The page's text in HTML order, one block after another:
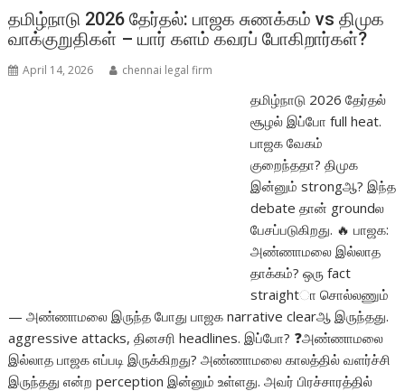
தமிழ்நாடு 2026 தேர்தல்: பாஜக சுணக்கம் vs திமுக
வாக்குறுதிகள் – யார் களம் கவரப் போகிறார்கள்?
April 14, 2026 chennai legal firm
தமிழ்நாடு 2026 தேர்தல்
சூழல் இப்போ full heat.
பாஜக வேகம்
குறைந்ததா? திமுக
இன்னும் strongஆ? இந்த
debate தான் groundல
பேசப்படுகிறது. 🔥 பாஜக:
அண்ணாமலை இல்லாத
தாக்கம்? ஒரு fact
straightா சொல்லணும்
— அண்ணாமலை இருந்த போது பாஜக narrative clearஆ இருந்தது.
aggressive attacks, தினசரி headlines. இப்போ? ❓அண்ணாமலை
இல்லாத பாஜக எப்படி இருக்கிறது? அண்ணாமலை காலத்தில் வளர்ச்சி
இருந்தது என்ற perception இன்னும் உள்ளது. அவர் பிரச்சாரத்தில்